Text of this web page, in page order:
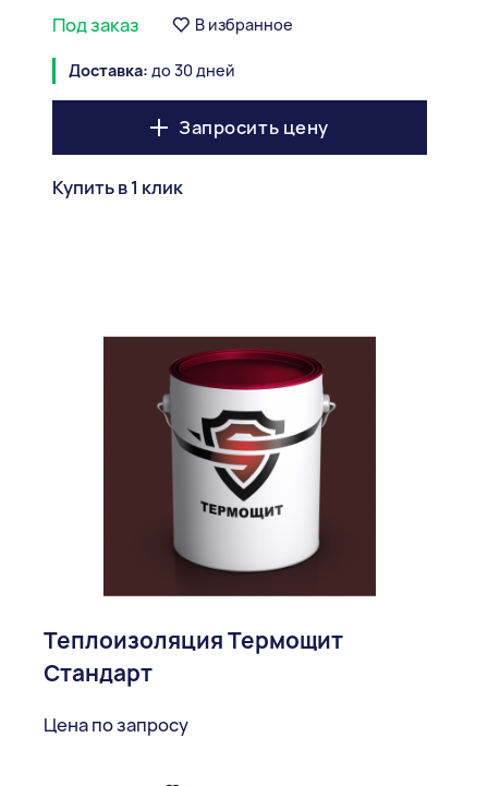
Под заказ В избранное
Доставка: до 30 дней
Запросить цену
Купить в 1 клик
Теплоизоляция Термощит
Стандарт
Цена по запросу